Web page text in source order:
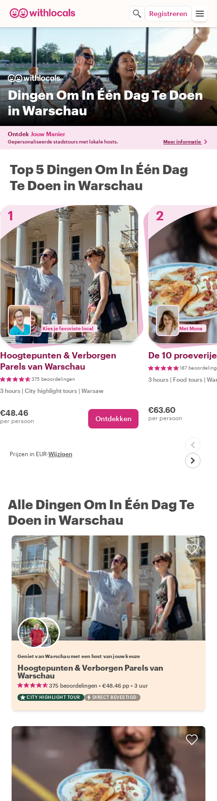
Registreren
Dingen Om In Één Dag Te Doen
in Warschau
Ontdek Jouw Manier
Gepersonaliseerde stadstours met lokale hosts. Meer informatie
Top 5 Dingen Om In Één Dag
Te Doen in Warschau
1
Kies je favoriete local
Hoogtepunten & Verborgen
Parels van Warschau
375 beoordelingen
3 hours | City highlight tours | Warsaw
€48.46
per persoon Ontdekken
2
Met Mona
De 10
187
3 hours | Food tours |
€63.60
per persoon
Prijzen in EUR·Wijzigen
Alle Dingen Om In Één Dag Te
Doen in Warschau
Kies jouw favoriete local
Geniet van Warschau met een host van jouw keuze
Hoogtepunten & Verborgen Parels van
Warschau
375 beoordelingen • €48.46 pp • 3 uur
CITY HIGHLIGHT TOUR DIRECT BEVESTIGD